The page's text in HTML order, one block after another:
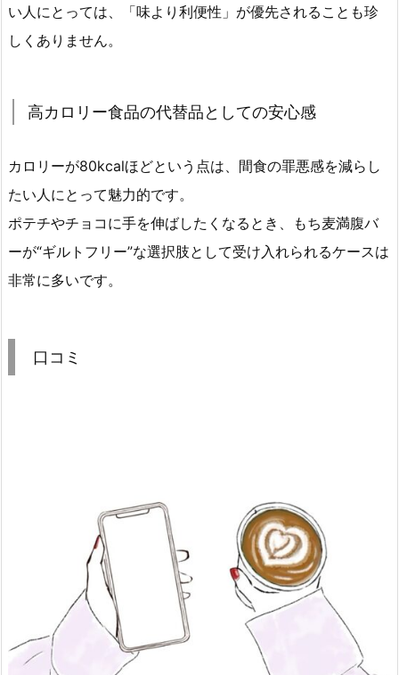
い人にとっては、「味より利便性」が優先されることも珍
しくありません。
高カロリー食品の代替品としての安心感
カロリーが80kcalほどという点は、間食の罪悪感を減らし
たい人にとって魅力的です。
ポテチやチョコに手を伸ばしたくなるとき、もち麦満腹バ
ーが“ギルトフリー”な選択肢として受け入れられるケースは
非常に多いです。
口コミ